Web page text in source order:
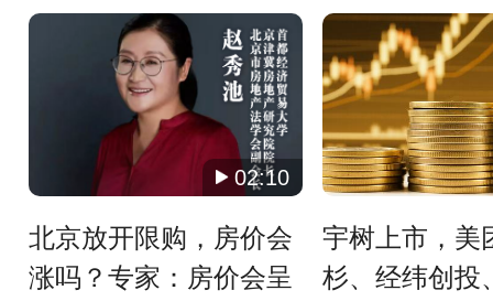
02:10
北京放开限购，房价会
涨吗？专家：房价会呈
宇树上市，美
杉、经纬创投